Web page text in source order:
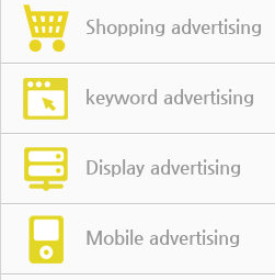
Shopping advertising
keyword advertising
Display advertising
Mobile advertising